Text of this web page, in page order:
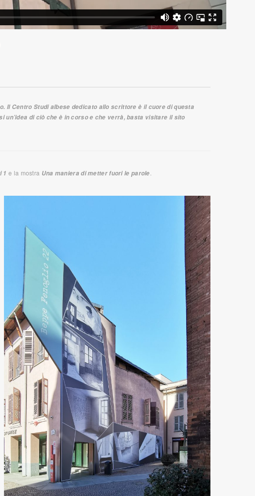
Il Centro Studi albese dedicato allo scrittore è il cuore di questa
di ciò che è in corso e che verrà, basta visitare il sito
1 e la mostra Una maniera di metter fuori le parole